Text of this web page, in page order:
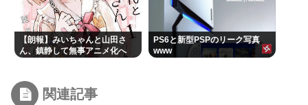
【朗報】みいちゃんと山田さ
ん、鎮静して無事アニメ化へ
PS6と新型PSPのリーク写真
www
関連記事